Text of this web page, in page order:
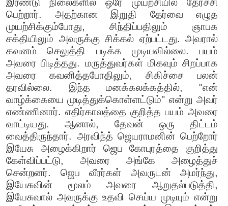
பெற்றார். அதற்கான இறுதி தேர்வை எழுத
முயற்சிக்கும்போது, சிந்திப்பதிலும் ஞாபக
சக்தியிலும் அவருக்கு சிக்கல் ஏற்பட்டது. அவரால்
கவனம் செலுத்தி படிக்க முடியவில்லை. பயம்
அவரை பிடித்தது. மருத்துவர்கள் மிகவும் சிறப்பாக
அவரை கவனித்தபோதிலும், சிகிச்சை பலன்
தரவில்லை. இந்த மனக்கலக்கத்தில், "என்
வாழ்க்கையை முடித்துக்கொள்ளட்டும்" என்று அவர்
எண்ணினார். எதிர்காலத்தை குறித்த பயம் அவரை
வாட்டியது. ஆனால், தேவன் ஒரு திட்டம்
வைத்திருந்தார். அரவிந்த் ஜெயராமனின் பெற்றோர்
இயேசு அழைக்கிறார் ஜெப கோபுரத்தை குறித்து
கேள்விப்பட்டு, அவரை அங்கே அழைத்துச்
சென்றனர். ஜெப வீரர்கள் அவருடன் அமர்ந்து,
இயேசுவின் மூலம் அவரை ஆறுதல்படுத்தி,
இயேசுவால் அவருக்கு உதவி செய்ய முடியும் என்று